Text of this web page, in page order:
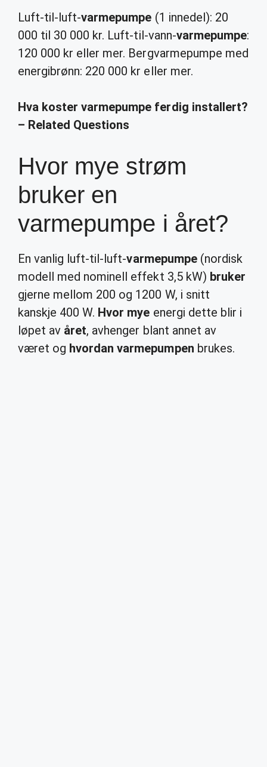
Luft-til-luft-varmepumpe (1 innedel): 20
000 til 30 000 kr. Luft-til-vann-varmepumpe:
120 000 kr eller mer. Bergvarmepumpe med
energibrønn: 220 000 kr eller mer.
Hva koster varmepumpe ferdig installert?
– Related Questions
Hvor mye strøm
bruker en
varmepumpe i året?
En vanlig luft-til-luft-varmepumpe(nordisk
modell med nominell effekt 3,5 kW) bruker
gjerne mellom 200 og 1200 W, i snitt
kanskje 400 W. Hvor mye energi dette blir i
løpet av året, avhenger blant annet av
været og hvordan varmepumpen brukes.